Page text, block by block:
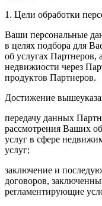
1. Цели обработки
Ваши персональные
в целях подбора для
об услугах Партнеров,
недвижиости через
продуктов Партнеров.
Достижение
передачу данных
рассмотрения Ваших
услуг в сфере
услуг;
заключение и
договоров,
регламентирующие